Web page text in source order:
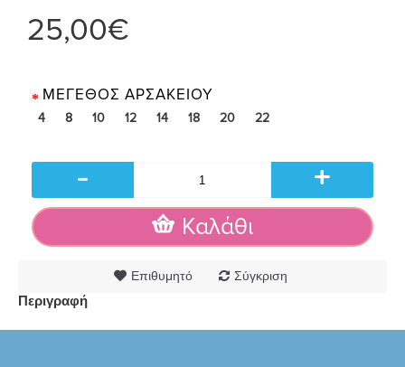
25,00€
ΜΈΓΕΘΟΣ ΑΡΣΆΚΕΙΟΥ
4 8 10 12 14 18 20 22
- +
Καλάθι
Επιθυμητό Σύγκριση
Περιγραφή